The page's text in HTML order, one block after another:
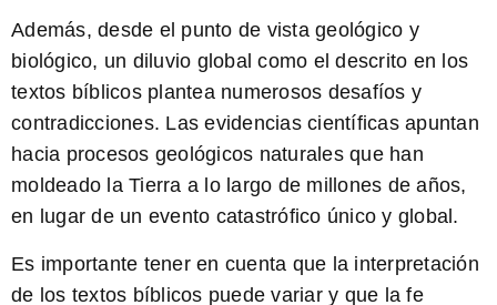
Además, desde el punto de vista geológico y
biológico, un diluvio global como el descrito en los
textos bíblicos plantea numerosos desafíos y
contradicciones. Las evidencias científicas apuntan
hacia procesos geológicos naturales que han
moldeado la Tierra a lo largo de millones de años,
en lugar de un evento catastrófico único y global.
Es importante tener en cuenta que la interpretación
de los textos bíblicos puede variar y que la fe